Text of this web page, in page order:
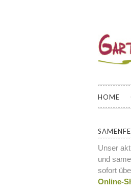
HOME
Unser
und
sofort
Online-